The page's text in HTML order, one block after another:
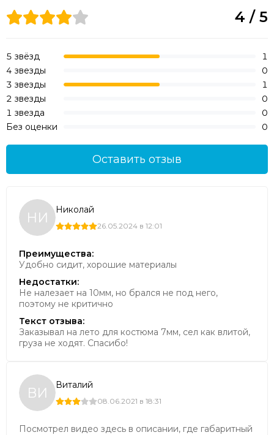
НИ Николай
26.05.2024 в 12:01
Преимущества:
Удобно сидит, хорошие материалы
Недостатки:
Не налезает на 10мм, но брался не под него,
поэтому не критично
Текст отзыва:
Заказывал на лето для костюма 7мм, сел как влитой,
груза не ходят. Спасибо!
ВИ Виталий
08.06.2021 в 18:31
Посмотрел видео здесь в описании, где габаритный
4 / 5
5 звёзд
1
4 звезды
0
3 звезды
1
2 звезды
0
1 звезда
0
Без оценки
0
Оставить отзыв